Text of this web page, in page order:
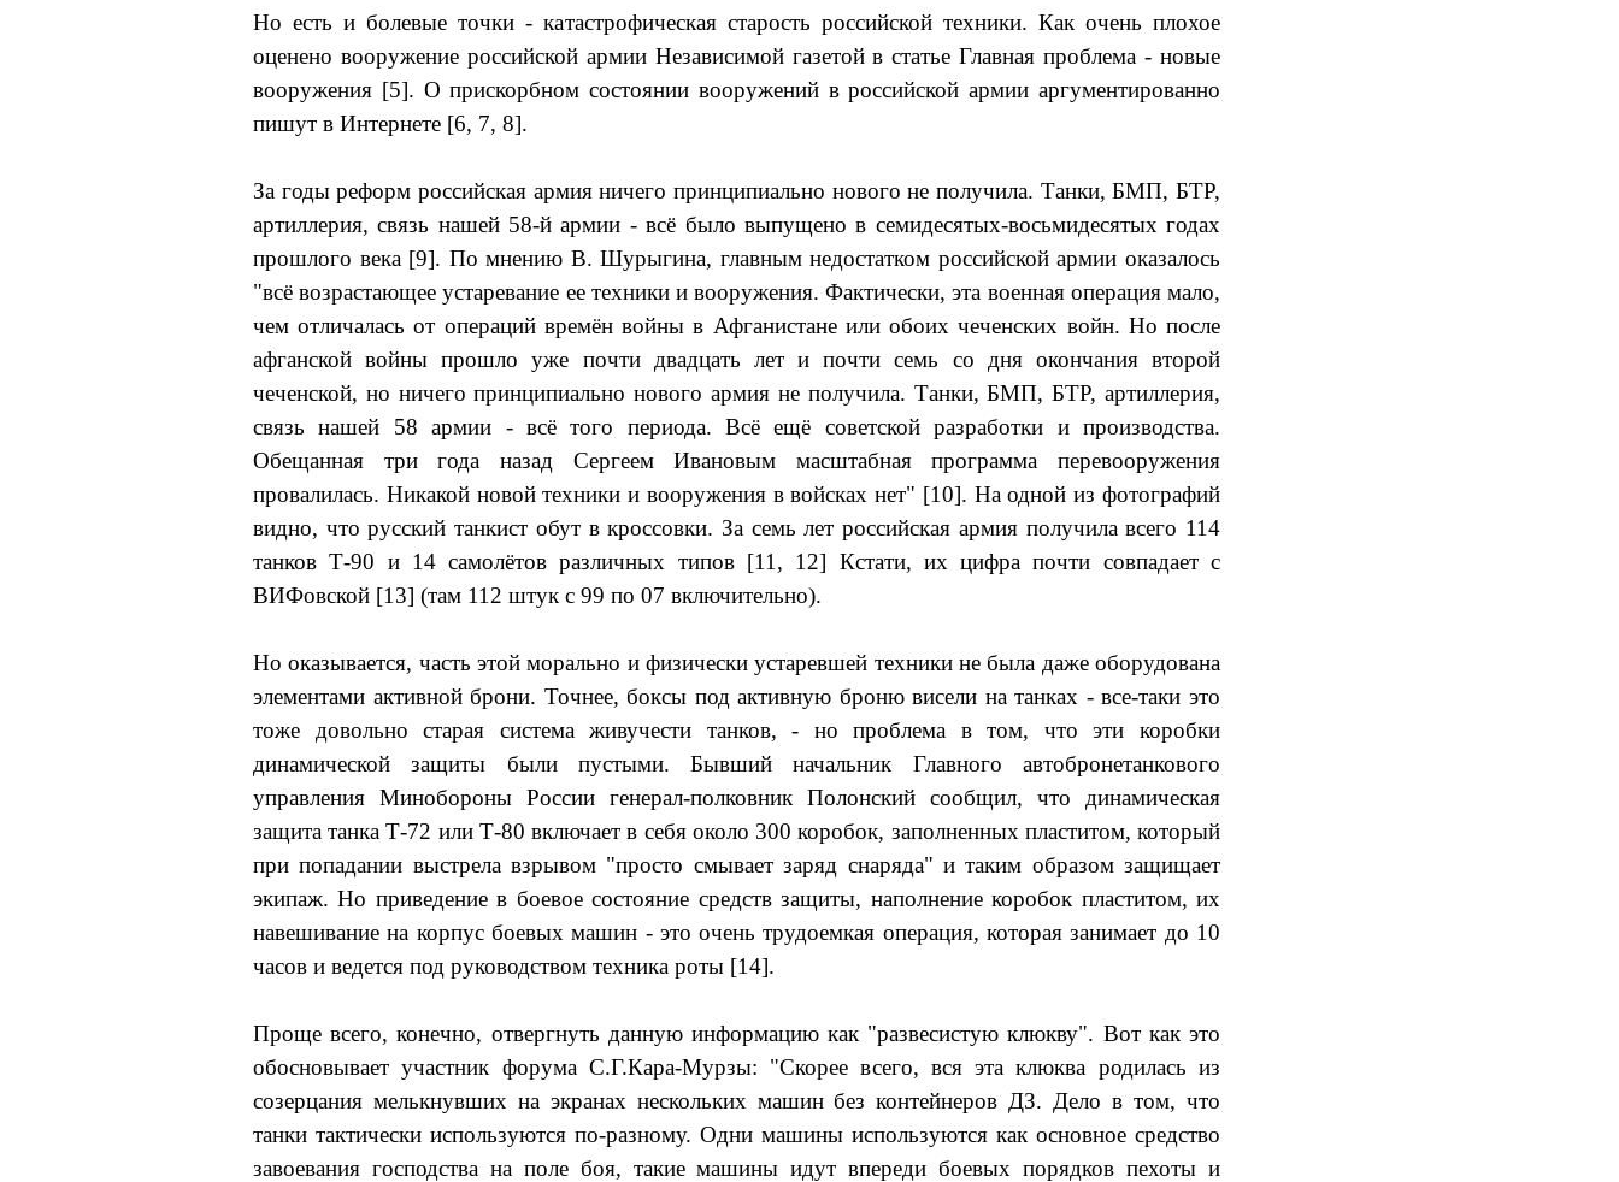
Но есть и болевые точки - катастрофическая старость российской техники. Как очень плохое
оценено вооружение российской армии Независимой газетой в статье Главная проблема - новые
вооружения [5]. О прискорбном состоянии вооружений в российской армии аргументированно
пишут в Интернете [6, 7, 8].
За годы реформ российская армия ничего принципиально нового не получила. Танки, БМП, БТР,
артиллерия, связь нашей 58-й армии - всё было выпущено в семидесятых-восьмидесятых годах
прошлого века [9]. По мнению В. Шурыгина, главным недостатком российской армии оказалось
"всё возрастающее устаревание ее техники и вооружения. Фактически, эта военная операция мало,
чем отличалась от операций времён войны в Афганистане или обоих чеченских войн. Но после
афганской войны прошло уже почти двадцать лет и почти семь со дня окончания второй
чеченской, но ничего принципиально нового армия не получила. Танки, БМП, БТР, артиллерия,
связь нашей 58 армии - всё того периода. Всё ещё советской разработки и производства.
Обещанная три года назад Сергеем Ивановым масштабная программа перевооружения
провалилась. Никакой новой техники и вооружения в войсках нет" [10]. На одной из фотографий
видно, что русский танкист обут в кроссовки. За семь лет российская армия получила всего 114
танков Т-90 и 14 самолётов различных типов [11, 12] Кстати, их цифра почти совпадает с
ВИФовской [13] (там 112 штук с 99 по 07 включительно).
Но оказывается, часть этой морально и физически устаревшей техники не была даже оборудована
элементами активной брони. Точнее, боксы под активную броню висели на танках - все-таки это
тоже довольно старая система живучести танков, - но проблема в том, что эти коробки
динамической защиты были пустыми. Бывший начальник Главного автобронетанкового
управления Минобороны России генерал-полковник Полонский сообщил, что динамическая
защита танка Т-72 или Т-80 включает в себя около 300 коробок, заполненных пластитом, который
при попадании выстрела взрывом "просто смывает заряд снаряда" и таким образом защищает
экипаж. Но приведение в боевое состояние средств защиты, наполнение коробок пластитом, их
навешивание на корпус боевых машин - это очень трудоемкая операция, которая занимает до 10
часов и ведется под руководством техника роты [14].
Проще всего, конечно, отвергнуть данную информацию как "развесистую клюкву". Вот как это
обосновывает участник форума С.Г.Кара-Мурзы: "Скорее всего, вся эта клюква родилась из
созерцания мелькнувших на экранах нескольких машин без контейнеров ДЗ. Дело в том, что
танки тактически используются по-разному. Одни машины используются как основное средство
завоевания господства на поле боя, такие машины идут впереди боевых порядков пехоты и